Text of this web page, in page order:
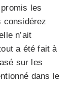
les
considérez
n’ait
a été fait à
sur les
dans le